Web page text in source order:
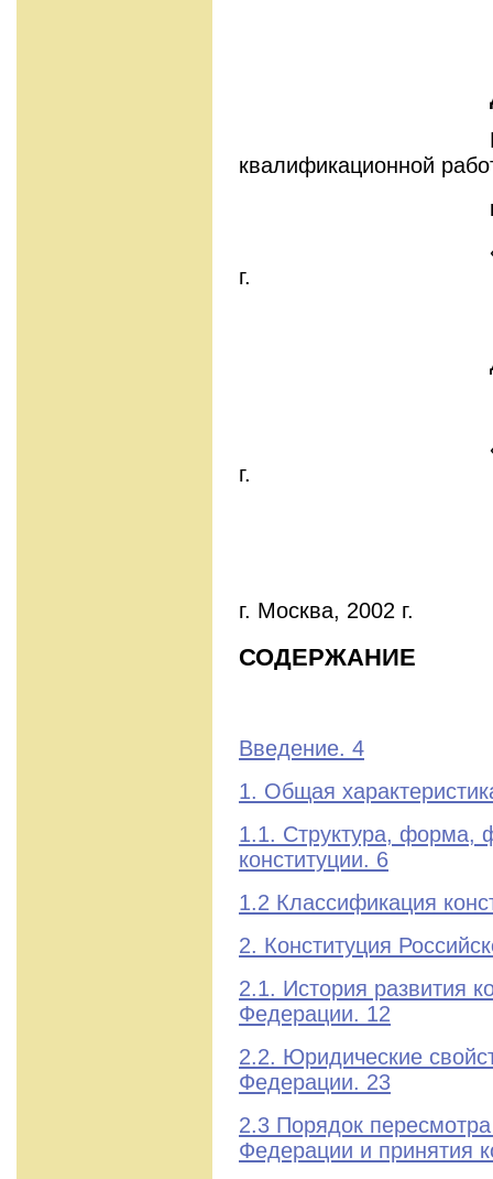
квалификационной
к.ю.н.
«___»
г.
Директор
«___»
г.
г. Москва, 2002 г.
СОДЕРЖАНИЕ
Введение. 4
1. Общая
1.1. Структура, форма,
конституции. 6
1.2 Классификация
2. Конституция
2.1. История развития
Федерации. 12
2.2. Юридические
Федерации. 23
2.3 Порядок
Федерации и принятия